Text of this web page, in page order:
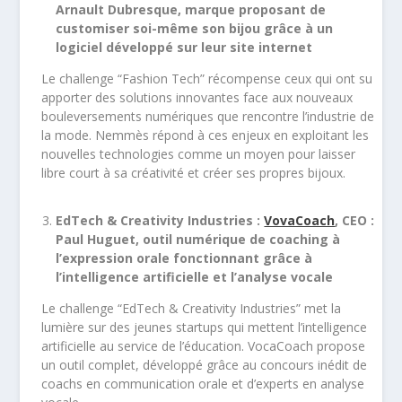
Arnault Dubresque, marque proposant de
customiser soi-même son bijou grâce à un
logiciel développé sur leur site internet
Le challenge “Fashion Tech” récompense ceux qui ont su
apporter des solutions innovantes face aux nouveaux
bouleversements numériques que rencontre l’industrie de
la mode. Nemmès répond à ces enjeux en exploitant les
nouvelles technologies comme un moyen pour laisser
libre court à sa créativité et créer ses propres bijoux.
EdTech & Creativity Industries :VovaCoach, CEO :
Paul Huguet, outil numérique de coaching à
l’expression orale fonctionnant grâce à
l’intelligence artificielle et l’analyse vocale
Le challenge “EdTech & Creativity Industries” met la
lumière sur des jeunes startups qui mettent l’intelligence
artificielle au service de l’éducation. VocaCoach propose
un outil complet, développé grâce au concours inédit de
coachs en communication orale et d’experts en analyse